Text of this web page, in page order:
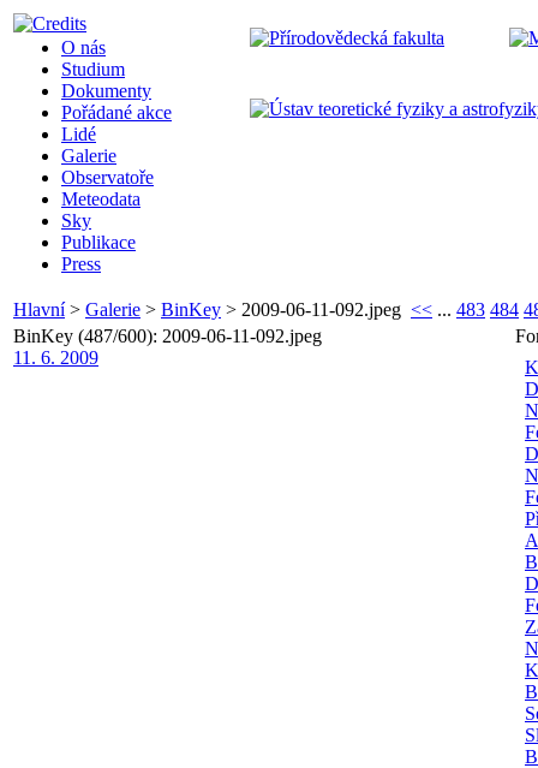
O nás
Studium
Dokumenty
Pořádané akce
Lidé
Galerie
Observatoře
Meteodata
Sky
Publikace
Press
Hlavní> Galerie > BinKey > 2009-06-11-092.jpeg << ... 483 484
BinKey (487/600): 2009-06-11-092.jpeg
11. 6. 2009